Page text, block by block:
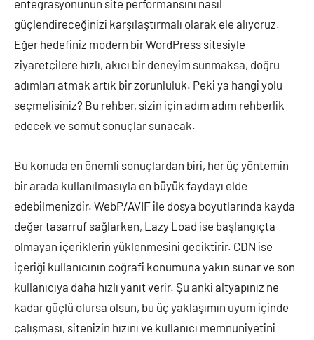
entegrasyonunun site performansını nasıl
güçlendireceğinizi karşılaştırmalı olarak ele alıyoruz.
Eğer hedefiniz modern bir WordPress sitesiyle
ziyaretçilere hızlı, akıcı bir deneyim sunmaksa, doğru
adımları atmak artık bir zorunluluk. Peki ya hangi yolu
seçmelisiniz? Bu rehber, sizin için adım adım rehberlik
edecek ve somut sonuçlar sunacak.
Bu konuda en önemli sonuçlardan biri, her üç yöntemin
bir arada kullanılmasıyla en büyük faydayı elde
edebilmenizdir. WebP/AVIF ile dosya boyutlarında kayda
değer tasarruf sağlarken, Lazy Load ise başlangıçta
olmayan içeriklerin yüklenmesini geciktirir. CDN ise
içeriği kullanıcının coğrafi konumuna yakın sunar ve son
kullanıcıya daha hızlı yanıt verir. Şu anki altyapınız ne
kadar güçlü olursa olsun, bu üç yaklaşımın uyum içinde
çalışması, sitenizin hızını ve kullanıcı memnuniyetini